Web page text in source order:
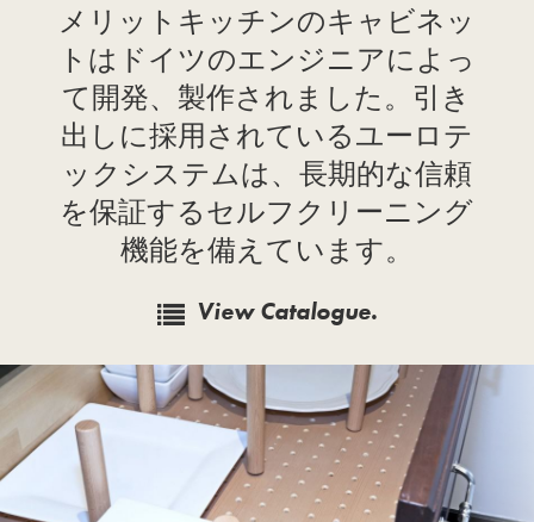
メリットキッチンのキャビネッ
トはドイツのエンジニアによっ
て開発、製作されました。引き
出しに採用されているユーロテ
ックシステムは、長期的な信頼
を保証するセルフクリーニング
機能を備えています。
View Catalogue.